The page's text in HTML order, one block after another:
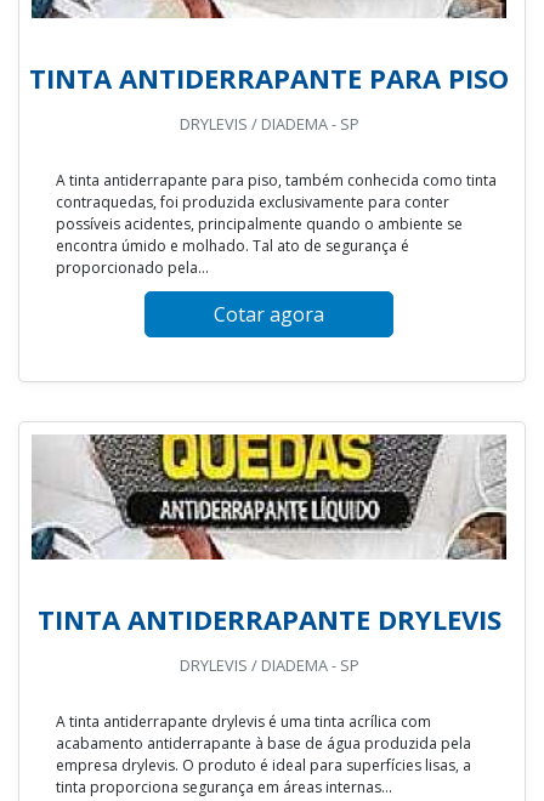
TINTA ANTIDERRAPANTE PARA PISO
DRYLEVIS / DIADEMA - SP
A tinta antiderrapante para piso, também conhecida como tinta
contraquedas, foi produzida exclusivamente para conter
possíveis acidentes, principalmente quando o ambiente se
encontra úmido e molhado. Tal ato de segurança é
proporcionado pela...
Cotar agora
TINTA ANTIDERRAPANTE DRYLEVIS
DRYLEVIS / DIADEMA - SP
A tinta antiderrapante drylevis é uma tinta acrílica com
acabamento antiderrapante à base de água produzida pela
empresa drylevis. O produto é ideal para superfícies lisas, a
tinta proporciona segurança em áreas internas...